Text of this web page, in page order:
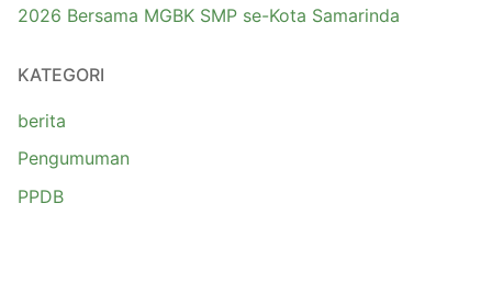
2026 Bersama MGBK SMP se-Kota Samarinda
KATEGORI
berita
Pengumuman
PPDB